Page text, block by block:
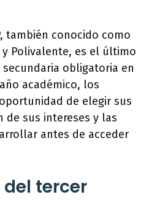
también conocido como
Polivalente, es el último
obligatoria en
académico, los
de elegir sus
de sus intereses y las
antes de acceder
tercer